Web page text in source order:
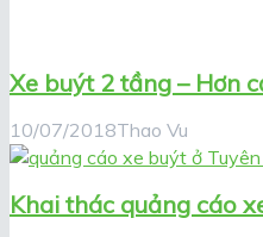
Xe buýt 2 tầng – Hơn
10/07/2018Thao Vu
Khai thác quảng cáo